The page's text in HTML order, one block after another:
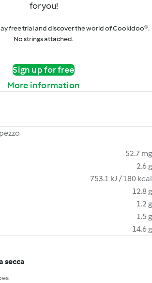
for you!
free trial and discover the world of Cookidoo®.
No strings attached.
Sign up for free
More information
52.7 mg
2.6 g
753.1 kJ / 180 kcal
12.8 g
1.2 g
1.5 g
14.6 g
secca